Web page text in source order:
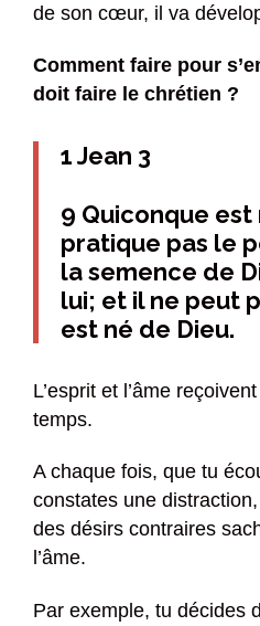
de son cœur, il va
Comment faire pour
doit faire le chrétien ?
1 Jean 3
9 Quiconque est
pratique pas le
la semence de
lui; et il ne peut
est né de Dieu.
L’esprit et l’âme
temps.
A chaque fois, que tu
constates une
des désirs contraires
l’âme.
Par exemple, tu décides